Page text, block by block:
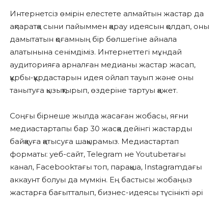
Интернетсіз өмірін елестете алмайтын жастар да
ақпаратқа сыни пайыммен қарау идеясын қолдап, оны
дамытатын қоғамның бір бөлшегіне айнала
алатынына сенімдіміз. Интернеттегі мұндай
аудиторияға арналған медианы жастар жасап,
құрбы-құрдастарын идея ойлап тауып және оны
танытуға қызықтырып, өздеріне тартуы қажет.
Соңғы бірнеше жылда жасаған жобасы, яғни
медиастартапы бар 30 жасқа дейінгі жастарды
байқауға қатысуға шақырамыз. Медиастартап
форматы: уеб-сайт, Telegram не Youtubeтағы
канал, Facebookтағы топ, парақша, Instagramдағы
аккаунт болуы да мүмкін. Ең бастысы жобаңыз
жастарға бағытталып, бизнес-идеясы түсінікті әрі